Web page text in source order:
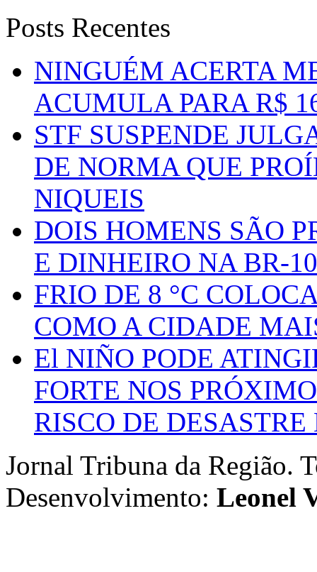
Posts Recentes
NINGUÉM ACERTA
ACUMULA PARA R$
STF SUSPENDE
DE NORMA QUE
NIQUEIS
DOIS HOMENS SÃO
E DINHEIRO NA BR-
FRIO DE 8 °C
COMO A CIDADE
El NIÑO PODE
FORTE NOS
RISCO DE
Jornal Tribuna da Região.
Desenvolvimento: Leonel